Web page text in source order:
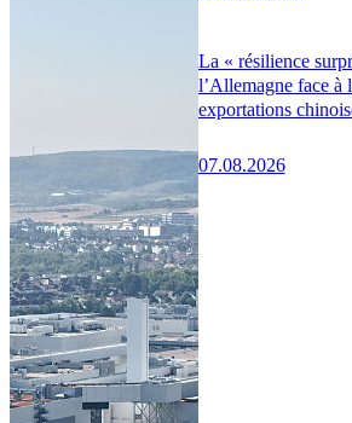
La « résilience
l’Allemagne face à
exportations
07.08.2026